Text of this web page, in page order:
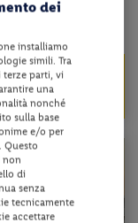
da 1065 €
959 €
a persona per 7 notti
dei
installiamo
simili. Tra
parti, vi
una
nonché
sulla base
e/o per
Questo
non
di
senza
tecnicamente
accettare